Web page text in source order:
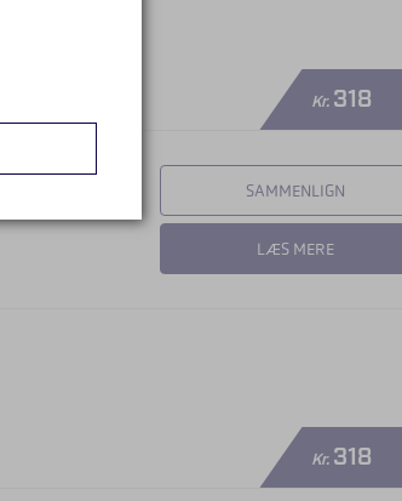
Kr. 318
SAMMENLIGN
LÆS MERE
Kr. 318